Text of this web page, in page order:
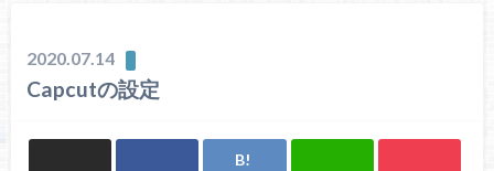
2020.07.14
Capcutの設定